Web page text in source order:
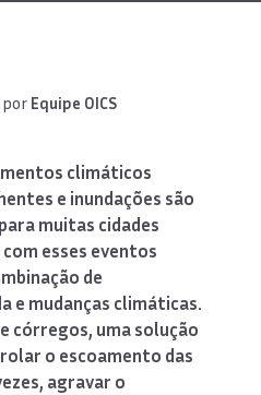
Equipe OICS
climáticos
e inundações são
muitas cidades
esses eventos
de
e mudanças climáticas.
córregos, uma solução
o escoamento das
agravar o